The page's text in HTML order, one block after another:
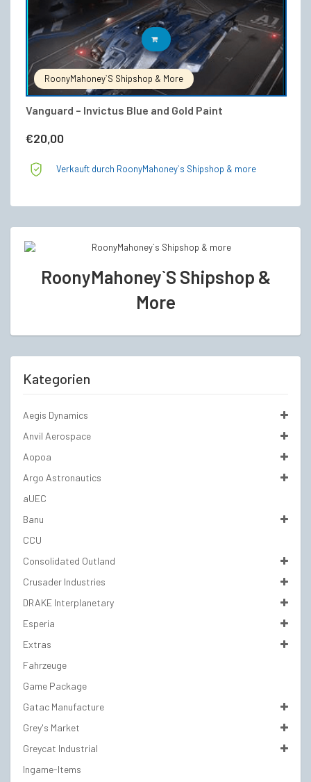
RoonyMahoney`s Shipshop & More
Vanguard – Invictus Blue and Gold Paint
€20,00
IN DEN WARENKORB
Verkauft durch RoonyMahoney`s Shipshop & more
RoonyMahoney`s Shipshop &
More
Kategorien
Aegis Dynamics
Anvil Aerospace
Aopoa
Argo Astronautics
aUEC
Banu
CCU
Consolidated Outland
Crusader Industries
DRAKE Interplanetary
Esperia
Extras
Fahrzeuge
Game Package
Gatac Manufacture
Grey's Market
Greycat Industrial
Ingame-Items